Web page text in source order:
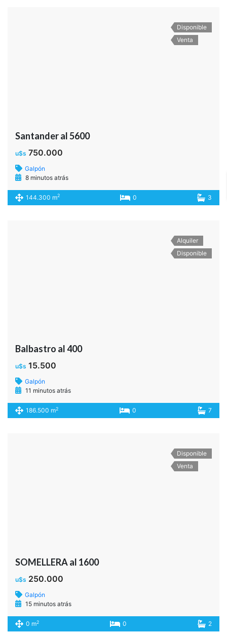
Disponible
Venta
Santander al 5600
u$s 750.000
Galpón
8 minutos atrás
144.300 m2 0 3
Alquiler
Disponible
Balbastro al 400
u$s 15.500
Galpón
11 minutos atrás
186.500 m2 0 7
Disponible
Venta
SOMELLERA al 1600
u$s 250.000
Galpón
15 minutos atrás
0 m2 0 2